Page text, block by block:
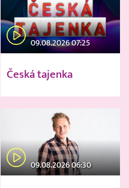
09.08.2026 07:25
Česká tajenka
09.08.2026 06:30